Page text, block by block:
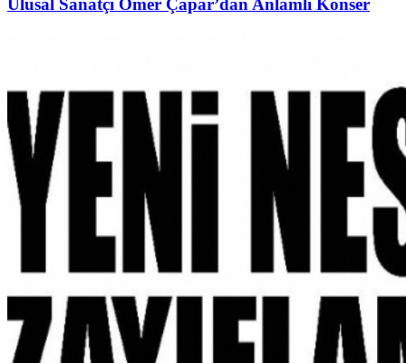
Ulusal Sanatçı Ömer Çapar’dan Anlamlı Konser